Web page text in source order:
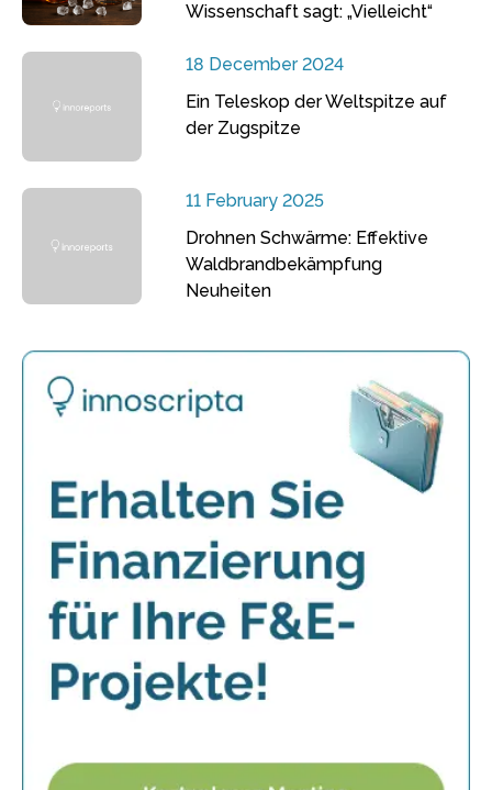
Wissenschaft sagt: „Vielleicht“
18 December 2024
Ein Teleskop der Weltspitze auf
der Zugspitze
11 February 2025
Drohnen Schwärme: Effektive
Waldbrandbekämpfung
Neuheiten